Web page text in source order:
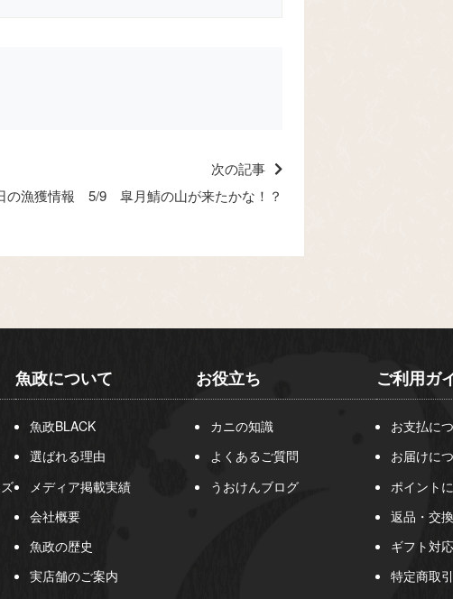
次の記事
の漁獲情報 5/9 皐月鯖の山が来たかな！？
魚政について
魚政BLACK
選ばれる理由
メディア掲載実績
会社概要
魚政の歴史
実店舗のご案内
お役立ち
カニの知識
よくあるご質問
うおけんブログ
ご利用ガ
お支払に
お届けに
ポイント
返品・交
ギフト対応
特定商取